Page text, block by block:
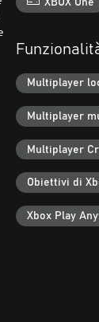
Multiplayer
Multiplayer
Multiplayer
Obiettivi di
Xbox Play